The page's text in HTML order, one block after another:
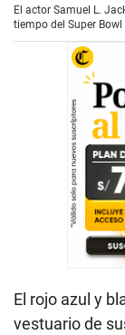
El actor Samuel L.
tiempo del Super
El rojo azul y
vestuario de